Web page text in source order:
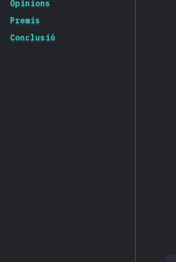
Opinions
Premis
Conclusió